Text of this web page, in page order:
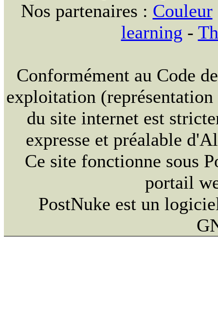
Nos partenaires : Couleur
learning -
Conformément au Code
exploitation
du site internet est
expresse et préalable
Ce site fonctionne sous
portail
PostNuke est un